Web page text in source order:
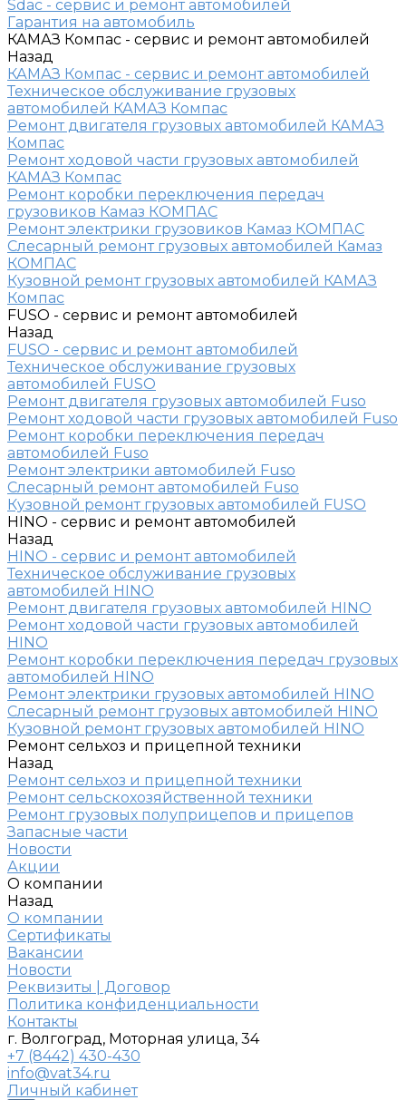
Sdac - сервис и ремонт автомобилей
Гарантия на автомобиль
КАМАЗ Компас - сервис и ремонт автомобилей
Назад
КАМАЗ Компас - сервис и ремонт автомобилей
Техническое обслуживание грузовых
автомобилей КАМАЗ Компас
Ремонт двигателя грузовых автомобилей КАМАЗ
Компас
Ремонт ходовой части грузовых автомобилей
КАМАЗ Компас
Ремонт коробки переключения передач
грузовиков Камаз КОМПАС
Ремонт электрики грузовиков Камаз КОМПАС
Слесарный ремонт грузовых автомобилей Камаз
КОМПАС
Кузовной ремонт грузовых автомобилей КАМАЗ
Компас
FUSO - сервис и ремонт автомобилей
Назад
FUSO - сервис и ремонт автомобилей
Техническое обслуживание грузовых
автомобилей FUSO
Ремонт двигателя грузовых автомобилей Fuso
Ремонт ходовой части грузовых автомобилей Fuso
Ремонт коробки переключения передач
автомобилей Fuso
Ремонт электрики автомобилей Fuso
Слесарный ремонт автомобилей Fuso
Кузовной ремонт грузовых автомобилей FUSO
HINO - сервис и ремонт автомобилей
Назад
HINO - сервис и ремонт автомобилей
Техническое обслуживание грузовых
автомобилей HINO
Ремонт двигателя грузовых автомобилей HINO
Ремонт ходовой части грузовых автомобилей
HINO
Ремонт коробки переключения передач грузовых
автомобилей HINO
Ремонт электрики грузовых автомобилей HINO
Слесарный ремонт грузовых автомобилей HINO
Кузовной ремонт грузовых автомобилей HINO
Ремонт сельхоз и прицепной техники
Назад
Ремонт сельхоз и прицепной техники
Ремонт сельскохозяйственной техники
Ремонт грузовых полуприцепов и прицепов
Запасные части
Новости
Акции
О компании
Назад
О компании
Сертификаты
Вакансии
Новости
Реквизиты | Договор
Политика конфиденциальности
Контакты
г. Волгоград, Моторная улица, 34
+7 (8442) 430-430
info@vat34.ru
Личный кабинет